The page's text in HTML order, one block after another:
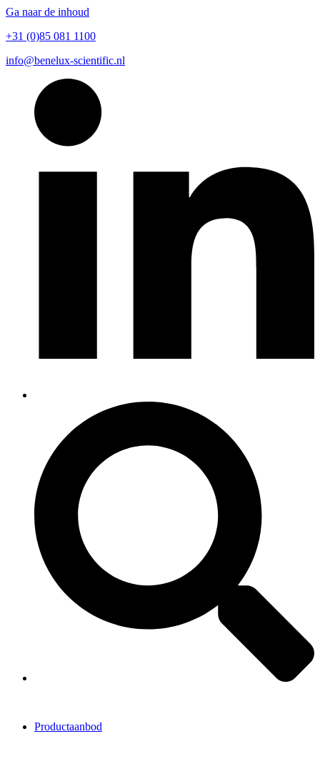
Ga naar de inhoud
+31 (0)85 081 1100
info@benelux-scientific.nl
Productaanbod